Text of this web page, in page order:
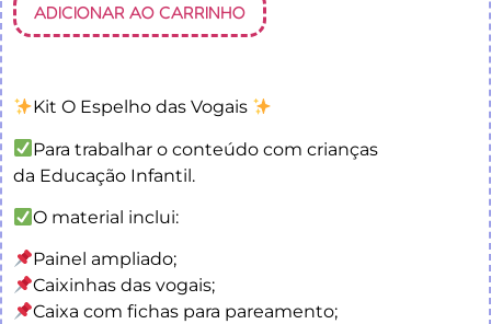
ADICIONAR AO CARRINHO
Kit O Espelho das Vogais
Para trabalhar o conteúdo com crianças
da Educação Infantil.
O material inclui:
Painel ampliado;
Caixinhas das vogais;
Caixa com fichas para pareamento;